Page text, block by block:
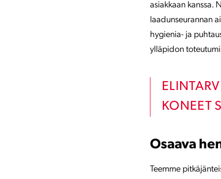
asiakkaan kanssa.
laadunseurannan
hygienia- ja
ylläpidon
KONEET
Osaava
Teemme